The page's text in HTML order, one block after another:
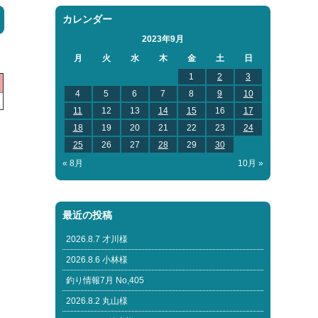
カレンダー
2023年9月
月
火 水 木 金 土
日
1
2
3
4
5 6 7 8 9
10
11
12 13 14 15 16
17
18
19 20 21 22 23
24
25
26 27 28 29
30
« 8月
10月 »
最近の投稿
2026.8.7 才川様
2026.8.6 小林様
釣り情報7月 No,405
2026.8.2 丸山様